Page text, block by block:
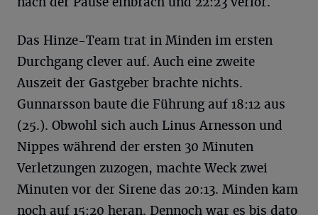
Das Hinze-Team trat in Minden im ersten
Durchgang clever auf. Auch eine zweite
Auszeit der Gastgeber brachte nichts.
Gunnarsson baute die Führung auf 18:12 aus
(25.). Obwohl sich auch Linus Arnesson und
Nippes während der ersten 30 Minuten
Verletzungen zuzogen, machte Weck zwei
Minuten vor der Sirene das 20:13. Minden kam
noch auf 15:20 heran. Dennoch war es bis dato